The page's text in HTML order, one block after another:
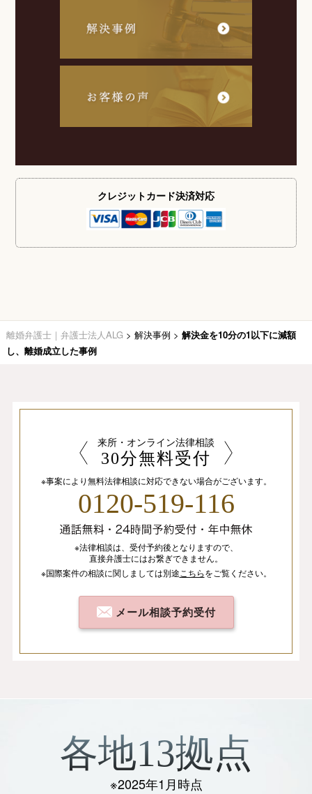
クレジットカード決済対応
離婚弁護士｜弁護士法人ALG > 解決事例 > 解決金を10分の1以下に減額
し、離婚成立した事例
来所・オンライン法律相談
30分無料受付
※事案により無料法律相談に対応できない場合がございます。
0120-519-116
※法律相談は、 受付予約後となりますので、
直接弁護士にはお繋ぎできません。
※国際案件の相談に関しましては別途 こちらをご覧ください。
メール相談予約受付
各地13拠点
※2025年1月時点